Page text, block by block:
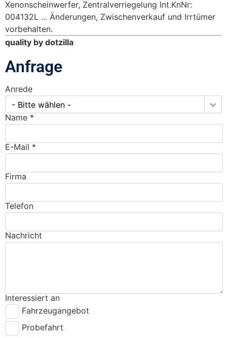
Xenonscheinwerfer, Zentralverriegelung Int.KnNr:
004132L ... Änderungen, Zwischenverkauf und Irrtümer
vorbehalten.
quality by dotzilla
Anfrage
Anrede
- Bitte wählen -
Name *
E-Mail *
Firma
Telefon
Nachricht
Interessiert an
Fahrzeugangebot
Probefahrt